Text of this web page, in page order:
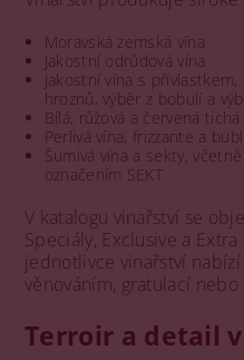
Moravská zemská vína
Jakostní odrůdová vína
Jakostní vína s
hroznů, výběr z bobulí a
Bílá, růžová a červená tichá
Perlivá vína, frizzante a
Šumivá vína a sekty,
označením SEKT
V katalogu vinařství se
Speciály, Exclusive a
jednotlivce vinařství
věnováním, gratulací
Terroir a detail